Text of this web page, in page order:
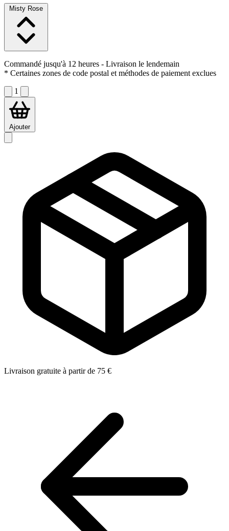
Misty Rose
Commandé jusqu'à 12 heures - Livraison le lendemain
* Certaines zones de code postal et méthodes de paiement exclues
1
Ajouter
Livraison gratuite à partir de 75 €